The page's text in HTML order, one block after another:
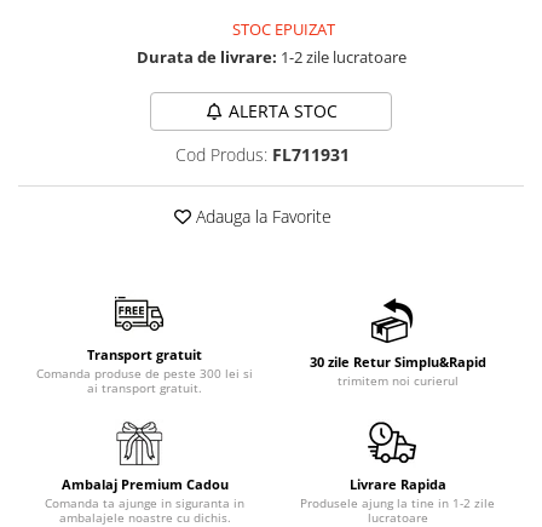
STOC EPUIZAT
Durata de livrare: 1-2 zile lucratoare
ALERTA STOC
Cod Produs: FL711931
Adauga la Favorite
Transport gratuit
Comanda produse de peste 300 lei si
ai transport gratuit.
30 zile Retur Simplu&Rapid
trimitem noi curierul
Ambalaj Premium Cadou
Comanda ta ajunge in siguranta in
ambalajele noastre cu dichis.
Livrare Rapida
Produsele ajung la tine in 1-2 zile
lucratoare